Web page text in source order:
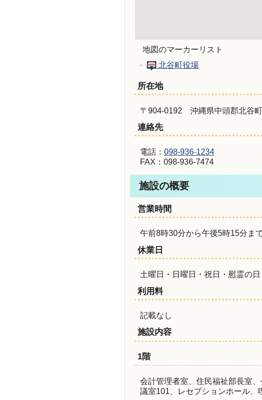
地図のマーカーリスト
北谷町役場
所在地
〒904-0192 沖縄県中頭郡北谷
連絡先
電話： 098-936-1234
FAX：098-936-7474
施設の概要
営業時間
午前8時30分から午後5時15分ま
休業日
土曜日・日曜日・祝日・慰霊の
利用料
記載なし
施設内容
1階
会計管理者室、住民福祉部長室
議室101、レセプションホール、